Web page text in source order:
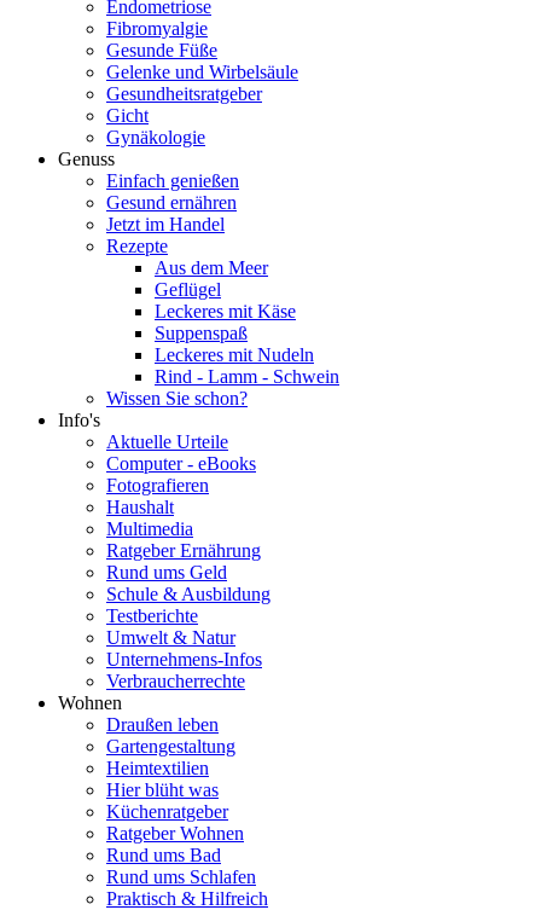
Endometriose
Fibromyalgie
Gesunde Füße
Gelenke und Wirbelsäule
Gesundheitsratgeber
Gicht
Gynäkologie
Genuss
Einfach genießen
Gesund ernähren
Jetzt im Handel
Rezepte
Aus dem Meer
Geflügel
Leckeres mit Käse
Suppenspaß
Leckeres mit Nudeln
Rind - Lamm - Schwein
Wissen Sie schon?
Info's
Aktuelle Urteile
Computer - eBooks
Fotografieren
Haushalt
Multimedia
Ratgeber Ernährung
Rund ums Geld
Schule & Ausbildung
Testberichte
Umwelt & Natur
Unternehmens-Infos
Verbraucherrechte
Wohnen
Draußen leben
Gartengestaltung
Heimtextilien
Hier blüht was
Küchenratgeber
Ratgeber Wohnen
Rund ums Bad
Rund ums Schlafen
Praktisch & Hilfreich